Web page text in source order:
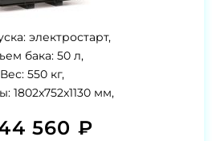
электростарт,
бака: 50 л,
Вес: 550 кг,
1802x752x1130 мм,
560 ₽